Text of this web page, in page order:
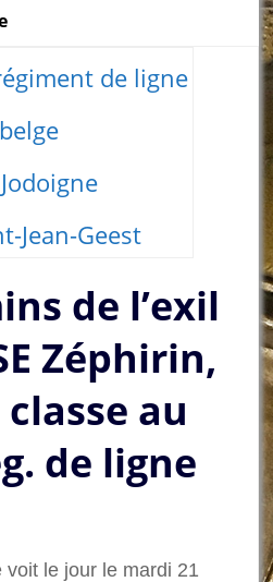
de ligne
belge
Jodoigne
Jean-Geest
de l’exil
Zéphirin,
au
de ligne
le jour le mardi 21